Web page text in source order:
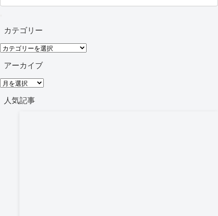
カテゴリー
カ
テ
リ
ー
アーカイブ
ア
人気記事